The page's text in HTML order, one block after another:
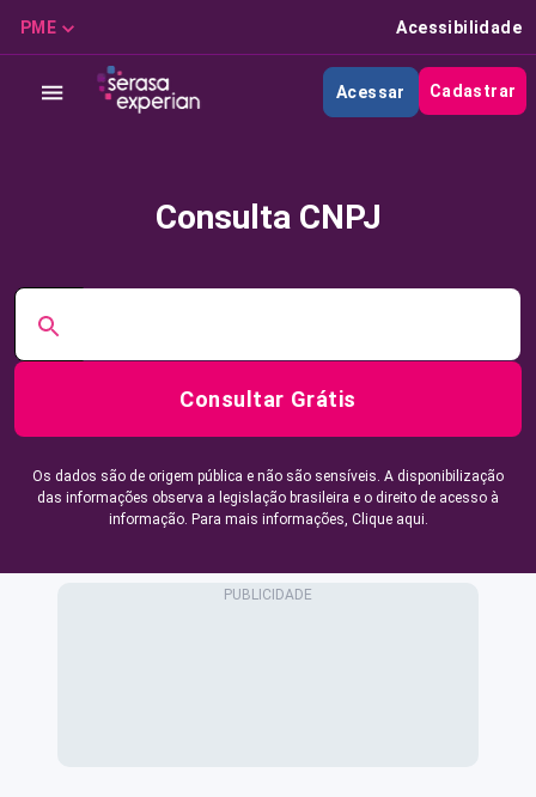
PME Acessibilidade
Acessar Cadastrar
Consulta CNPJ
Consultar Grátis
Os dados são de origem pública e não são sensíveis. A disponibilização
das informações observa a legislação brasileira e o direito de acesso à
informação. Para mais informações, Clique aqui.